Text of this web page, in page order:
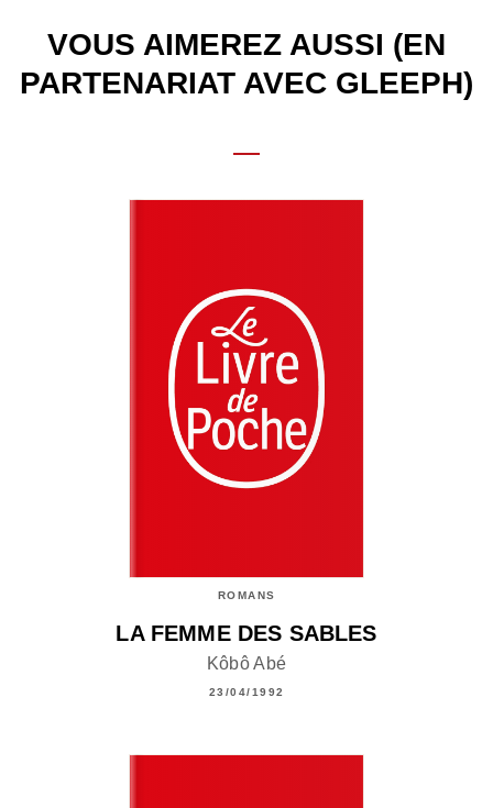
VOUS AIMEREZ AUSSI (EN
PARTENARIAT AVEC GLEEPH)
ROMANS
LA FEMME DES SABLES
Kôbô Abé
23/04/1992